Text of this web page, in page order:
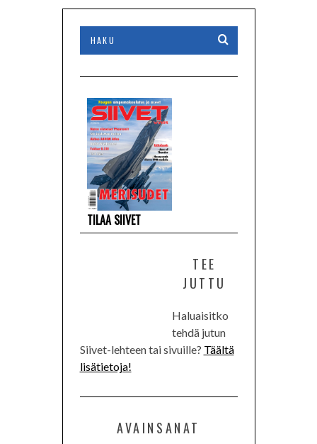
TILAA SIIVET
TEE
JUTTU
Haluaisitko
tehdä jutun
Siivet-lehteen tai sivuille? Täältä
lisätietoja!
AVAINSANAT